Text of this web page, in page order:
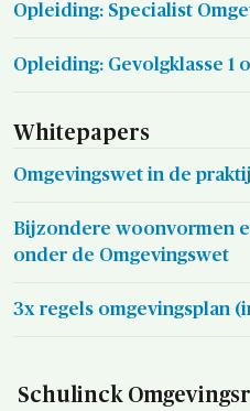
Opleiding: Specialist
Opleiding: Gevolgklasse 1
Whitepapers
Omgevingswet in de
Bijzondere woonvormen
onder de Omgevingswet
3x regels omgevingsplan
Schulinck